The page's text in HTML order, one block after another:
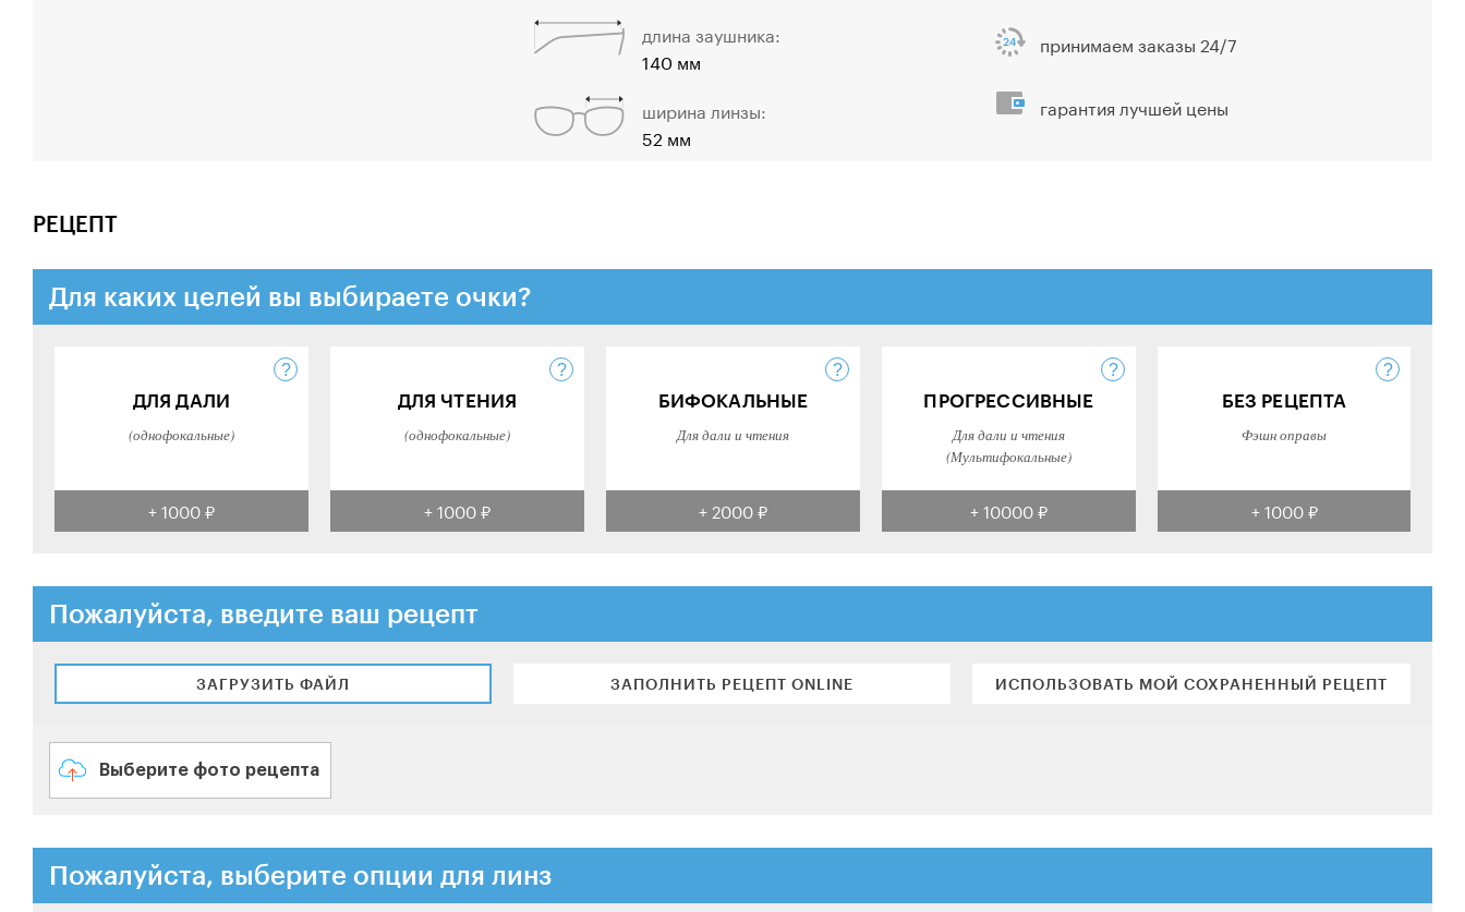
длина заушника:
140 мм
ширина линзы:
52 мм
принимаем заказы 24/7
гарантия лучшей цены
РЕЦЕПТ
Для каких целей вы выбираете очки?
ДЛЯ ДАЛИ
(однофокальные)
+ 1000 ₽
ДЛЯ ЧТЕНИЯ
(однофокальные)
+ 1000 ₽
БИФОКАЛЬНЫЕ
Для дали и чтения
+ 2000 ₽
ПРОГРЕССИВНЫЕ
Для дали и чтения
(Мультифокальные)
+ 10000 ₽
БЕЗ РЕЦЕПТА
Фэшн оправы
+ 1000 ₽
Пожалуйста, введите ваш рецепт
ЗАГРУЗИТЬ ФАЙЛ ЗАПОЛНИТЬ РЕЦЕПТ ONLINE ИСПОЛЬЗОВАТЬ МОЙ СОХРАНЕННЫЙ РЕЦЕПТ
Выберите фото рецепта
Пожалуйста, выберите опции для линз